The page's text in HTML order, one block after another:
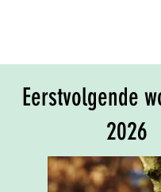
Eerstvolgende
2026